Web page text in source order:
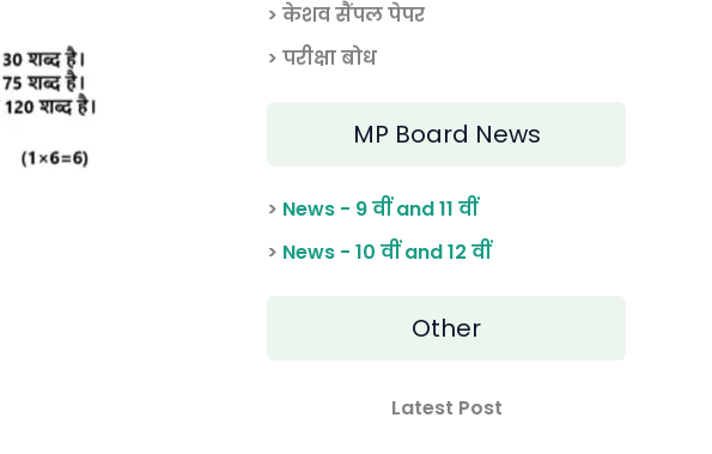
> केशव सैंपल पेपर
> परीक्षा बोध
MP Board News
> News - 9 वीं and 11 वीं
> News - 10 वीं and 12 वीं
Other
Latest Post